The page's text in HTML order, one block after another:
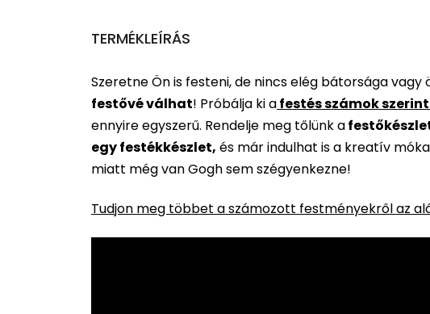
TERMÉKLEÍRÁS
Szeretne Ön is festeni, de nincs elég bátorsága
festővé válhat! Próbálja ki afestés számok
ennyire egyszerű. Rendelje meg tőlünk a
egy festékkészlet, és már indulhat is a kreatív
miatt még van Gogh sem szégyenkezne!
Tudjon meg többet a számozott festményekről az